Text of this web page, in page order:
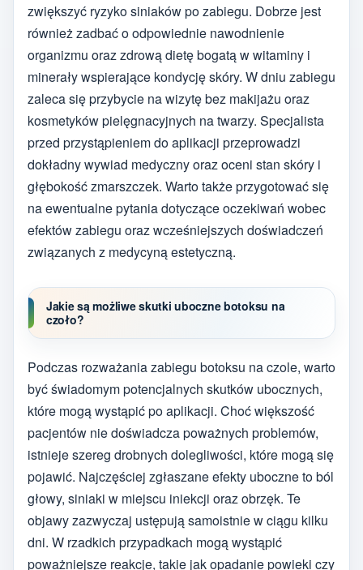
zwiększyć ryzyko siniaków po zabiegu. Dobrze jest
również zadbać o odpowiednie nawodnienie
organizmu oraz zdrową dietę bogatą w witaminy i
minerały wspierające kondycję skóry. W dniu zabiegu
zaleca się przybycie na wizytę bez makijażu oraz
kosmetyków pielęgnacyjnych na twarzy. Specjalista
przed przystąpieniem do aplikacji przeprowadzi
dokładny wywiad medyczny oraz oceni stan skóry i
głębokość zmarszczek. Warto także przygotować się
na ewentualne pytania dotyczące oczekiwań wobec
efektów zabiegu oraz wcześniejszych doświadczeń
związanych z medycyną estetyczną.
Jakie są możliwe skutki uboczne botoksu na
czoło?
Podczas rozważania zabiegu botoksu na czole, warto
być świadomym potencjalnych skutków ubocznych,
które mogą wystąpić po aplikacji. Choć większość
pacjentów nie doświadcza poważnych problemów,
istnieje szereg drobnych dolegliwości, które mogą się
pojawić. Najczęściej zgłaszane efekty uboczne to ból
głowy, siniaki w miejscu iniekcji oraz obrzęk. Te
objawy zazwyczaj ustępują samoistnie w ciągu kilku
dni. W rzadkich przypadkach mogą wystąpić
poważniejsze reakcje, takie jak opadanie powieki czy